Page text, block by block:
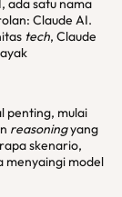
ada satu nama
Claude AI.
tech, Claude
penting, mulai
reasoningyang
skenario,
model